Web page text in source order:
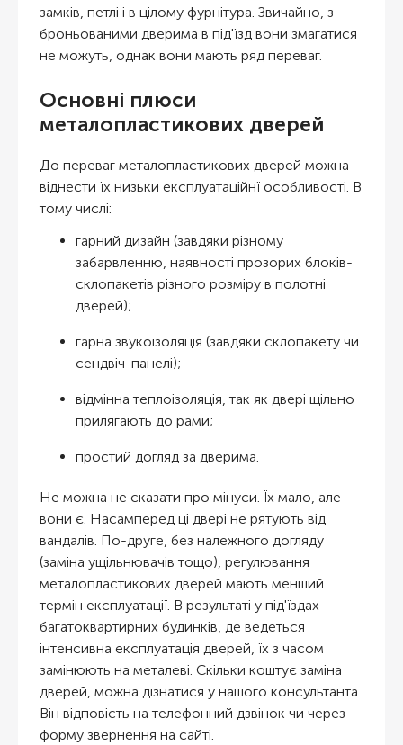
замків, петлі і в цілому фурнітура. Звичайно, з
броньованими дверима в під'їзд вони змагатися
не можуть, однак вони мають ряд переваг.
Основні плюси
металопластикових дверей
До переваг металопластикових дверей можна
віднести їх низьки експлуатаційнї особливості. В
тому числі:
гарний дизайн (завдяки різному
забарвленню, наявності прозорих блоків-
склопакетів різного розміру в полотні
дверей);
гарна звукоізоляція (завдяки склопакету чи
сендвіч-панелі);
відмінна теплоізоляція, так як двері щільно
прилягають до рами;
простий догляд за дверима.
Не можна не сказати про мінуси. Їх мало, але
вони є. Насамперед ці двері не рятують від
вандалів. По-друге, без належного догляду
(заміна ущільнювачів тощо), регулювання
металопластикових дверей мають менший
термін експлуатації. В результаті у під'їздах
багатоквартирних будинків, де ведеться
інтенсивна експлуатація дверей, їх з часом
замінюють на металеві. Скільки коштує заміна
дверей, можна дізнатися у нашого консультанта.
Він відповість на телефонний дзвінок чи через
форму звернення на сайті.